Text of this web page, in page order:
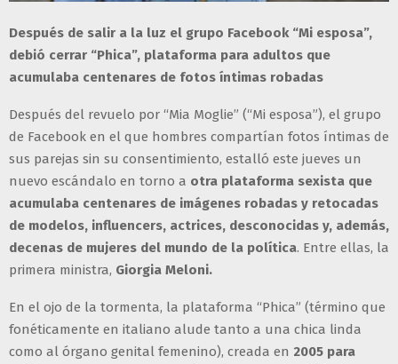
Después de salir a la luz el grupo Facebook “Mi esposa”,
debió cerrar “Phica”, plataforma para adultos que
acumulaba centenares de fotos íntimas robadas
Después del revuelo por “Mia Moglie” (“Mi esposa”), el grupo
de Facebook en el que hombres compartían fotos íntimas de
sus parejas sin su consentimiento, estalló este jueves un
nuevo escándalo en torno a otra plataforma sexista que
acumulaba centenares de imágenes robadas y retocadas
de modelos, influencers, actrices, desconocidas y, además,
decenas de mujeres del mundo de la política. Entre ellas, la
primera ministra, Giorgia Meloni.
En el ojo de la tormenta, la plataforma “Phica” (término que
fonéticamente en italiano alude tanto a una chica linda
como al órgano genital femenino), creada en 2005 para